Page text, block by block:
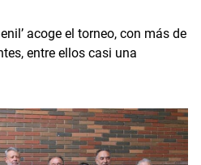
acoge el torneo, con más de
entre ellos casi una